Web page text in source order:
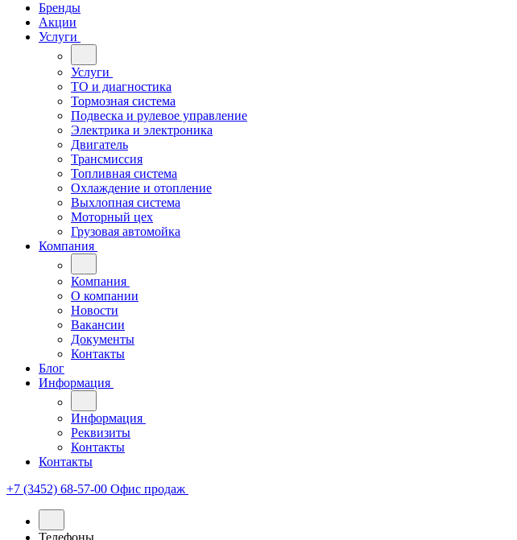
Бренды
Акции
Услуги
Услуги
ТО и диагностика
Тормозная система
Подвеска и рулевое управление
Электрика и электроника
Двигатель
Трансмиссия
Топливная система
Охлаждение и отопление
Выхлопная система
Моторный цех
Грузовая автомойка
Компания
Компания
О компании
Новости
Вакансии
Документы
Контакты
Блог
Информация
Информация
Реквизиты
Контакты
Контакты
+7 (3452) 68-57-00 Офис продаж
Телефоны